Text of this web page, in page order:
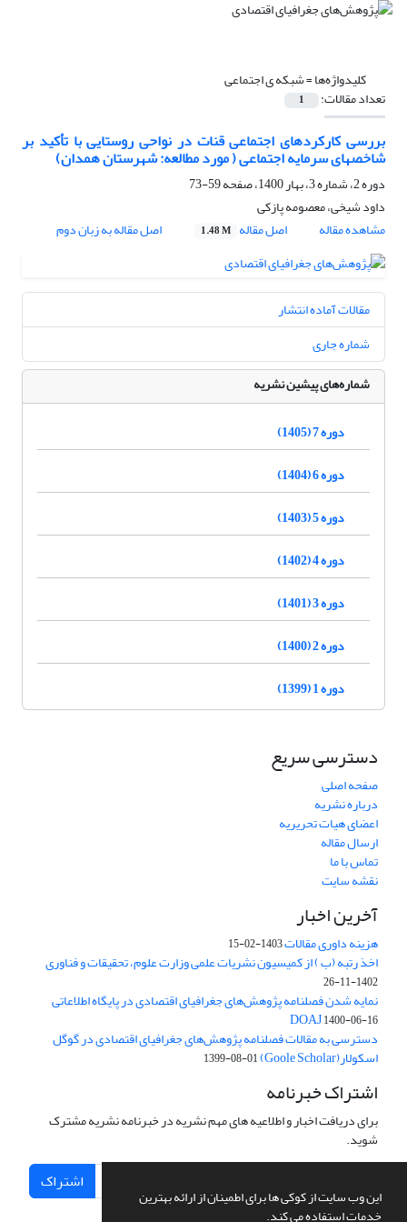
این وب سایت از کوکی ها برای اطمینان از ارائه بهترین
خدمات استفاده می کند.
کلیدواژه‌ها =شبکه‏ ی اجتماعی
تعداد مقالات: 1
بررسی کارکردهای اجتماعی قنات در نواحی روستایی با تأکید بر
شاخصهای سرمایه اجتماعی ( مورد مطالعه: شهرستان همدان)
دوره 2، شماره 3، بهار 1400، صفحه
59-73
داود شیخی، معصومه پازکی
مشاهده مقاله
اصل مقاله 1.48 M اصل مقاله به زبان دوم
مقالات آماده انتشار
شماره جاری
شماره‌های پیشین نشریه
دوره 7 (1405)
دوره 6 (1404)
دوره 5 (1403)
دوره 4 (1402)
دوره 3 (1401)
دوره 2 (1400)
دوره 1 (1399)
دسترسی سریع
صفحه اصلی
درباره نشریه
اعضای هیات تحریریه
ارسال مقاله
تماس با ما
نقشه سایت
آخرین اخبار
هزینه داوری مقالات1403-02-15
اخذ رتبه (ب ) از کمیسیون نشریات علمی وزارت علوم، تحقیقات و فناوری
1402-11-26
نمایه شدن فصلنامه پژوهش‌های جغرافیای اقتصادی در پایگاه اطلاعاتی
DOAJ1400-06-16
دسترسی به مقالات فصلنامه پژوهش‌های جغرافیای اقتصادی در گوگل
اسکولار(Goole Scholar) 1399-08-01
اشتراک خبرنامه
برای دریافت اخبار و اطلاعیه های مهم نشریه در خبرنامه نشریه مشترک
شوید.
اشتراک